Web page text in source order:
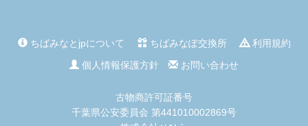
ちばみなとjpについて ちばみなぽ交換所
利用規約
個人情報保護方針
お問い合わせ
古物商許可証番号
千葉県公安委員会 第441010002869号